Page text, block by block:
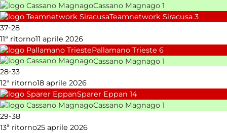
Cassano Magnago 1
Teamnetwork Siracusa 3
37-28
11ª ritorno11 aprile 2026
Pallamano Trieste 6
Cassano Magnago 1
28-33
12ª ritorno18 aprile 2026
Sparer Eppan 14
Cassano Magnago 1
29-38
13ª ritorno25 aprile 2026